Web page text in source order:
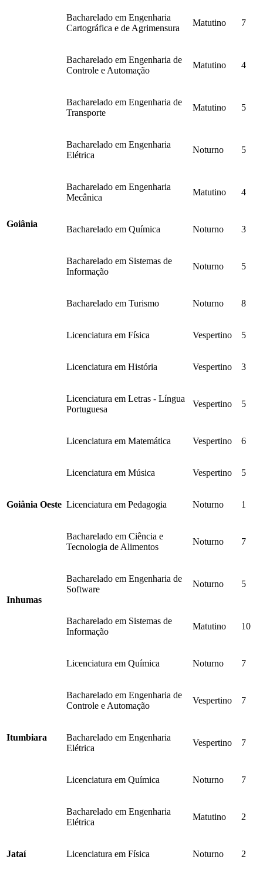
Goiânia
Bacharelado em Engenharia
Cartográfica e de Agrimensura
Matutino 7
Bacharelado em Engenharia de
Controle e Automação
Matutino 4
Bacharelado em Engenharia de
Transporte
Matutino 5
Bacharelado em Engenharia
Elétrica
Noturno 5
Bacharelado em Engenharia
Mecânica
Matutino 4
Bacharelado em Química Noturno 3
Bacharelado em Sistemas de
Informação
Noturno 5
Bacharelado em Turismo Noturno 8
Licenciatura em Física Vespertino 5
Licenciatura em História Vespertino 3
Licenciatura em Letras - Língua
Portuguesa
Vespertino 5
Licenciatura em Matemática Vespertino 6
Licenciatura em Música Vespertino 5
Goiânia Oeste Licenciatura em Pedagogia Noturno 1
Inhumas
Bacharelado em Ciência e
Tecnologia de Alimentos
Noturno 7
Bacharelado em Engenharia de
Software
Noturno 5
Bacharelado em Sistemas de
Informação
Matutino 10
Licenciatura em Química Noturno 7
Itumbiara
Bacharelado em Engenharia de
Controle e Automação
Vespertino 7
Bacharelado em Engenharia
Elétrica
Vespertino 7
Licenciatura em Química Noturno 7
Jataí
Bacharelado em Engenharia
Elétrica
Matutino 2
Licenciatura em Física Noturno 2